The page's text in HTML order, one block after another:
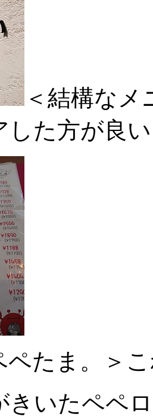
＜結構な
した方が良
ペたま。＞
きいたペペ